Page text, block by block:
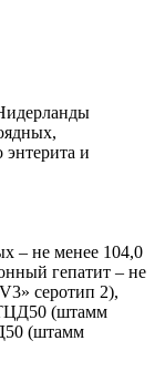
и
– не менее 104,0
гепатит – не
серотип 2),
(штамм
(штамм